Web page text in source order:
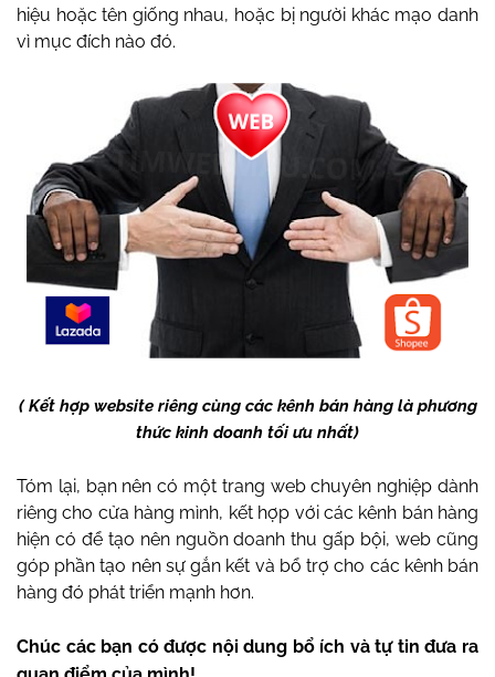
hiệu hoặc tên giống nhau, hoặc bị người khác mạo danh
vì mục đích nào đó.
( Kết hợp website riêng cùng các kênh bán hàng là phương
thức kinh doanh tối ưu nhất)
Tóm lại, bạn nên có một trang web chuyên nghiệp dành
riêng cho cửa hàng mình, kết hợp với các kênh bán hàng
hiện có để tạo nên nguồn doanh thu gấp bội, web cũng
góp phần tạo nên sự gắn kết và bổ trợ cho các kênh bán
hàng đó phát triển mạnh hơn.
Chúc các bạn có được nội dung bổ ích và tự tin đưa ra